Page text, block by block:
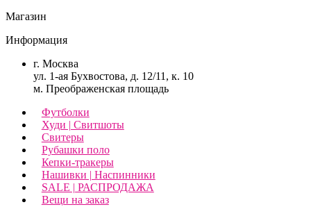
Магазин
Информация
г. Москва
ул. 1-ая Бухвостова, д. 12/11, к. 10
м. Преображенская площадь
Футболки
Худи | Свитшоты
Свитеры
Рубашки поло
Кепки-тракеры
Нашивки | Наспинники
SALE | РАСПРОДАЖА
Вещи на заказ